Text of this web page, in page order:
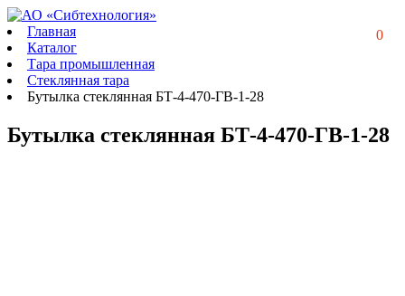
0
Главная
Каталог
Тара промышленная
Стеклянная тара
Бутылка стеклянная БТ-4-470-ГВ-1-28
Бутылка стеклянная БТ-4-470-ГВ-1-28